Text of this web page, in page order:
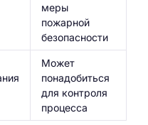
меры
пожарной
безопасности
Может
понадобиться
для контроля
процесса